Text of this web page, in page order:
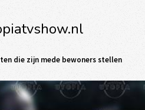
die zijn mede bewoners stellen